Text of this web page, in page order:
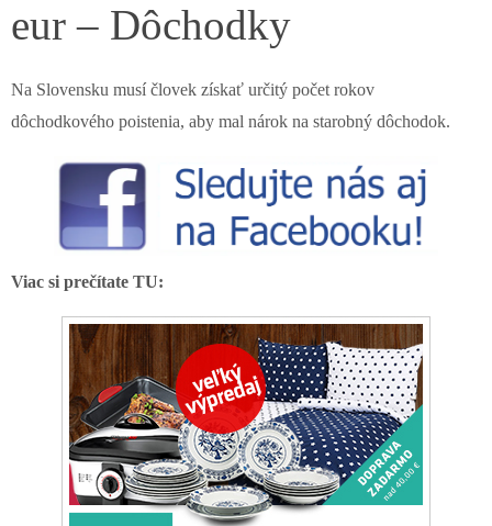
eur – Dôchodky
Na Slovensku musí človek získať určitý počet rokov
dôchodkového poistenia, aby mal nárok na starobný dôchodok.
Viac si prečítate TU: